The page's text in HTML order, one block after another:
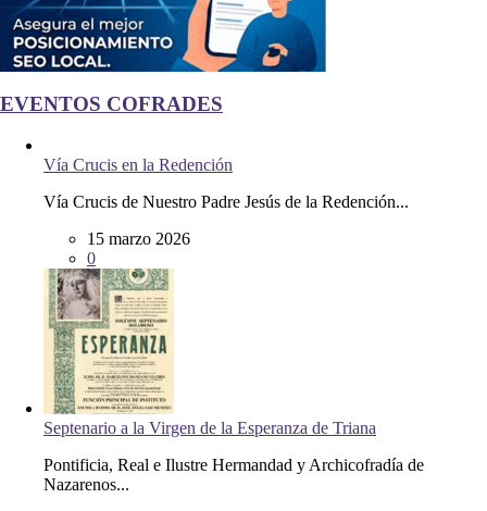
EVENTOS COFRADES
Vía Crucis en la Redención
Vía Crucis de Nuestro Padre Jesús de la Redención...
15 marzo 2026
0
Septenario a la Virgen de la Esperanza de Triana
Pontificia, Real e Ilustre Hermandad y Archicofradía de
Nazarenos...